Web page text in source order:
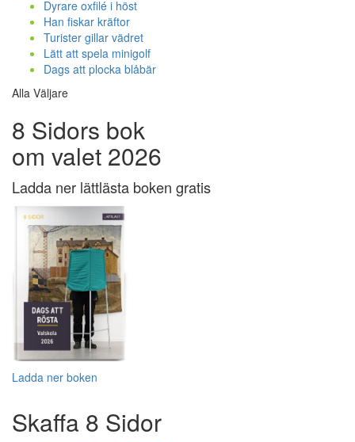
Dyrare oxfilé i höst
Han fiskar kräftor
Turister gillar vädret
Lätt att spela minigolf
Dags att plocka blåbär
Alla Väljare
8 Sidors bok
om valet 2026
Ladda ner lättlästa boken gratis
Ladda ner boken
Skaffa 8 Sidor